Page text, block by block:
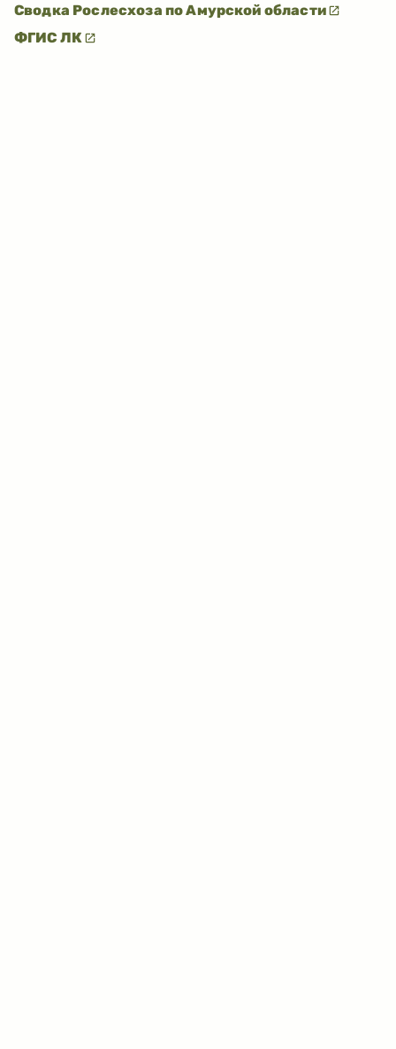
Сводка Рослесхоза по Амурской области
ФГИС ЛК